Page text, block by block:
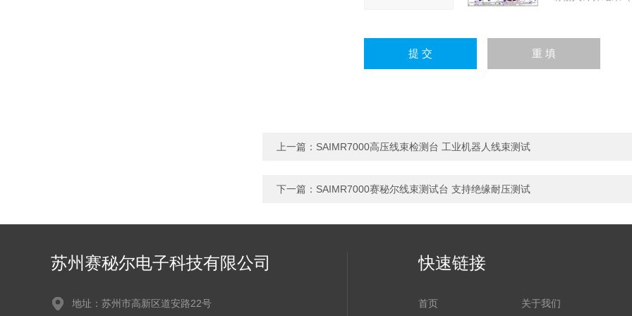
上一篇： SAIMR7000高压线束检测台 工业机器人线束测试
下一篇： SAIMR7000赛秘尔线束测试台 支持绝缘耐压测试
苏州赛秘尔电子科技有限公司
地址：苏州市高新区道安路22号
快速链接
首页 关于我们